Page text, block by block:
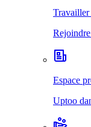
Travailler
Espace
Uptoo